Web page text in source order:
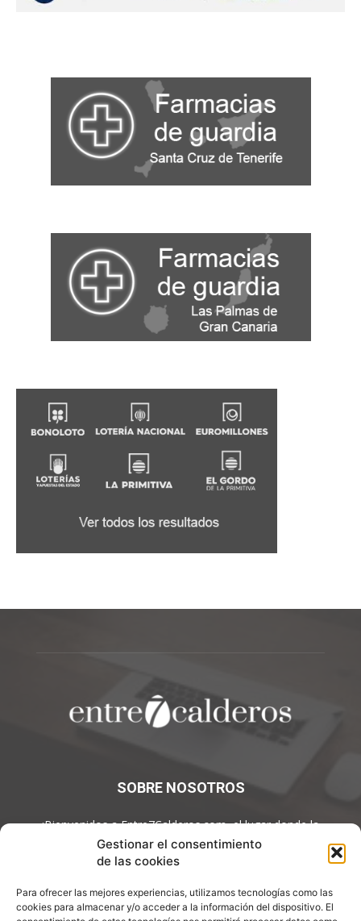
Gestionar el consentimiento
de las cookies
Para ofrecer las mejores experiencias, utilizamos tecnologías como las
cookies para almacenar y/o acceder a la información del dispositivo. El
SOBRE NOSOTROS
¡Bienvenidos a Entre7Calderos.com, el lugar donde la
gastronomía y la cultura culinaria se encuentran! Sumérgete en
un mundo de sabores y descubre artículos apasionantes.
Contáctanos:info@entre7calderos.com